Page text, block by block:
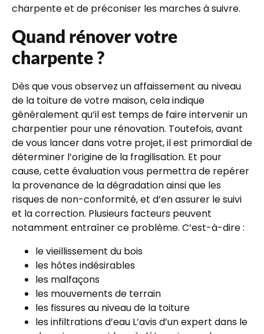
charpente et de préconiser les marches à suivre.
Quand rénover votre
charpente ?
Dès que vous observez un affaissement au niveau
de la toiture de votre maison, cela indique
généralement qu’il est temps de faire intervenir un
charpentier pour une rénovation. Toutefois, avant
de vous lancer dans votre projet, il est primordial de
déterminer l’origine de la fragilisation. Et pour
cause, cette évaluation vous permettra de repérer
la provenance de la dégradation ainsi que les
risques de non-conformité, et d’en assurer le suivi
et la correction. Plusieurs facteurs peuvent
notamment entraîner ce problème. C’est-à-dire :
le vieillissement du bois
les hôtes indésirables
les malfaçons
les mouvements de terrain
les fissures au niveau de la toiture
les infiltrations d’eau L’avis d’un expert dans le